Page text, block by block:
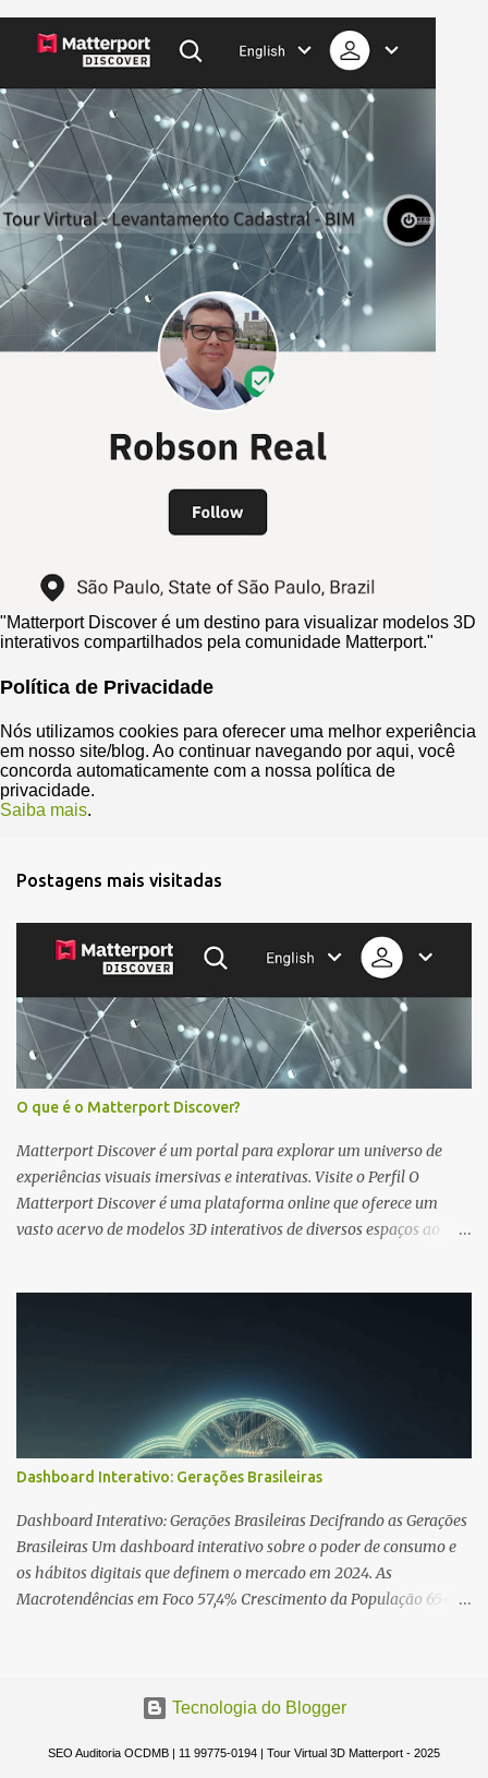
"Matterport Discover é um destino para visualizar modelos 3D
interativos compartilhados pela comunidade Matterport."
Política de Privacidade
​​Nós utilizamos cookies para oferecer uma melhor experiência
em nosso site/blog. Ao continuar navegando por aqui, você
concorda automaticamente com a nossa política de
privacidade.​
Saiba mais.
Postagens mais visitadas
O que é o Matterport Discover?
Matterport Discover é um portal para explorar um universo de
experiências visuais imersivas e interativas. Visite o Perfil O
Matterport Discover é uma plataforma online que oferece um
vasto acervo de modelos 3D interativos de diversos espaços ao
360 graus, como se estivesse realmente presente. O Matterport
Discover não se limita a imóveis, mas abrange uma variedade de
ambientes, desde espaços comerciais e históricos até locais de
eventos e muito mais.
Dashboard Interativo: Gerações Brasileiras
Dashboard Interativo: Gerações Brasileiras Decifrando as Gerações
Brasileiras Um dashboard interativo sobre o poder de consumo e
os hábitos digitais que definem o mercado em 2024. As
Macrotendências em Foco 57,4% Crescimento da População 65+ A
Marketplaces Marketplaces superam o Google como principal
Tecnologia do Blogger
SEO Auditoria OCDMB | 11 99775-0194 | Tour Virtual 3D Matterport - 2025